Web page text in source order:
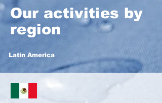
Our activities by
region
Latin America